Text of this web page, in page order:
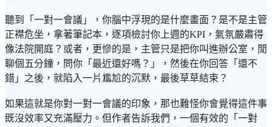
聽到「一對一會議」，你腦中浮現的是什麼畫面？是不是主管
正襟危坐，拿著筆記本，逐項檢討你上週的KPI，氣氛嚴肅得
像法院開庭？或者，更慘的是，主管只是把你叫進辦公室，閒
聊個五分鐘，問你「最近還好嗎？」，然後在你回答「還不
錯」之後，就陷入一片尷尬的沉默，最後草草結束？
如果這就是你對一對一會議的印象，那也難怪你會覺得這件事
既沒效率又充滿壓力。但作者告訴我們，一個有效的「一對